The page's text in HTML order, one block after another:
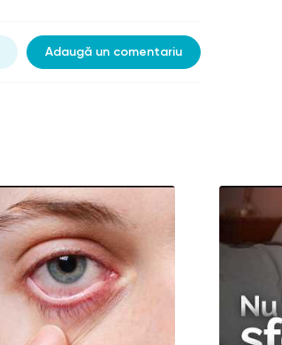
Adaugă un comentariu